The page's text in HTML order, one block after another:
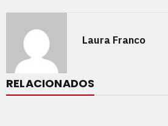
Laura Franco
RELACIONADOS